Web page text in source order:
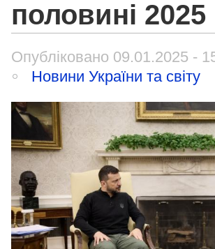
половині
Опубліковано 09.01.2025 -
Новини України та світу